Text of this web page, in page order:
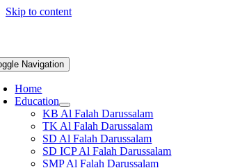
Skip to content
Navigation
Home
Education
KB Al Falah Darussalam
TK Al Falah Darussalam
SD Al Falah Darussalam
SD ICP Al Falah Darussalam
SMP Al Falah Darussalam